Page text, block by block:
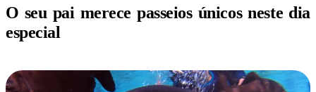
O seu pai merece passeios únicos neste dia
especial